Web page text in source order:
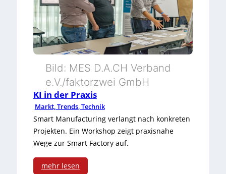
Bild: MES D.A.CH Verband
e.V./faktorzwei GmbH
KI in der Praxis
Markt, Trends, Technik
Smart Manufacturing verlangt nach konkreten
Projekten. Ein Workshop zeigt praxisnahe
Wege zur Smart Factory auf.
mehr lesen